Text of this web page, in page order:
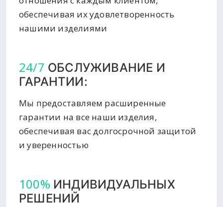
обеспечивая их удовлетворенность
нашими изделиями
24/7 ОБСЛУЖИВАНИЕ И
ГАРАНТИИ:
Мы предоставляем расширенные
гарантии на все наши изделия,
обеспечивая вас долгосрочной защитой
и уверенностью
100% ИНДИВИДУАЛЬНЫХ
РЕШЕНИЙ